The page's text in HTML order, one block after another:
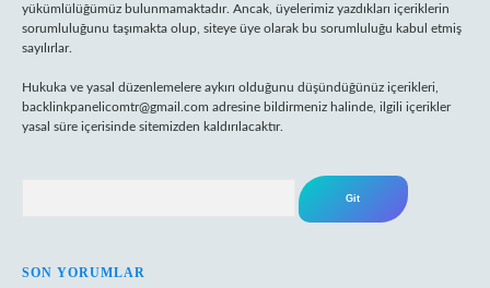
yükümlülüğümüz bulunmamaktadır. Ancak, üyelerimiz yazdıkları içeriklerin
sorumluluğunu taşımakta olup, siteye üye olarak bu sorumluluğu kabul etmiş
sayılırlar.
Hukuka ve yasal düzenlemelere aykırı olduğunu düşündüğünüz içerikleri,
backlinkpanelicomtr@gmail.com adresine bildirmeniz halinde, ilgili içerikler
yasal süre içerisinde sitemizden kaldırılacaktır.
SON YORUMLAR